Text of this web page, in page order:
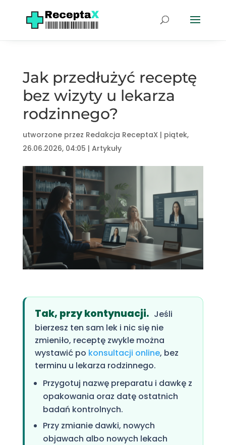
Jak przedłużyć receptę
bez wizyty u lekarza
rodzinnego?
utworzone przez Redakcja ReceptaX| piątek,
26.06.2026, 04:05 | Artykuły
Tak, przy kontynuacji. Jeśli
bierzesz ten sam lek i nic się nie
zmieniło, receptę zwykle można
wystawić po konsultacji online, bez
terminu u lekarza rodzinnego.
Przygotuj nazwę preparatu i dawkę z
opakowania oraz datę ostatnich
badań kontrolnych.
Przy zmianie dawki, nowych
objawach albo nowych lekach